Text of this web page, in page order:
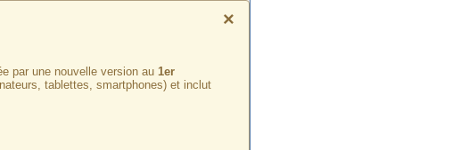
×
par une nouvelle version au 1er
tablettes, smartphones) et inclut